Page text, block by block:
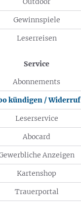
Gewinnspiele
Leserreisen
Service
Abonnements
kündigen / Widerruf
Leserservice
Abocard
Anzeigen
Kartenshop
Trauerportal